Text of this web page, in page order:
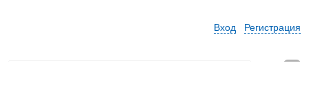
Вход Регистрация